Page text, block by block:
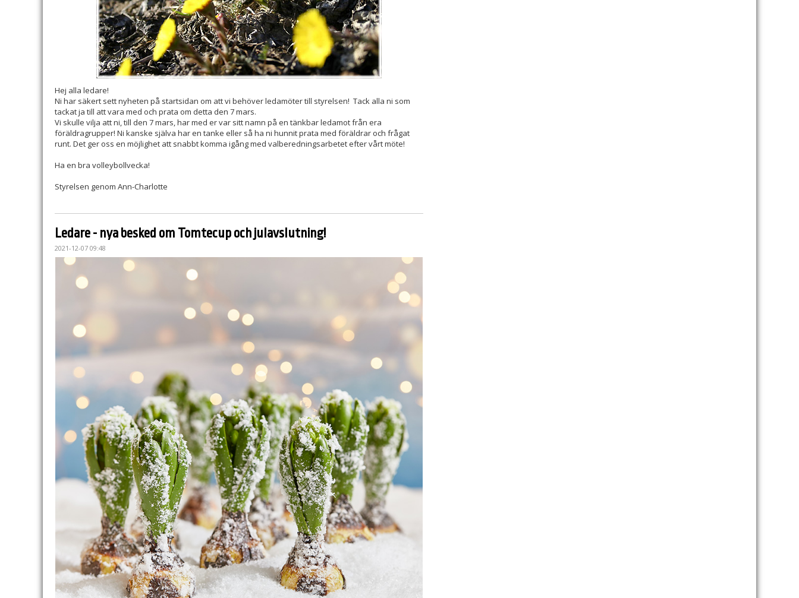
Hej alla ledare!
Ni har säkert sett nyheten på startsidan om att vi behöver ledamöter till styrelsen! Tack alla ni som
tackat ja till att vara med och prata om detta den 7 mars.
Vi skulle vilja att ni, till den 7 mars, har med er var sitt namn på en tänkbar ledamot från era
föräldragrupper! Ni kanske själva har en tanke eller så ha ni hunnit prata med föräldrar och frågat
runt. Det ger oss en möjlighet att snabbt komma igång med valberedningsarbetet efter vårt möte!
Ha en bra volleybollvecka!
Styrelsen genom Ann-Charlotte
Ledare - nya besked om Tomtecup och julavslutning!
2021-12-07 09:48